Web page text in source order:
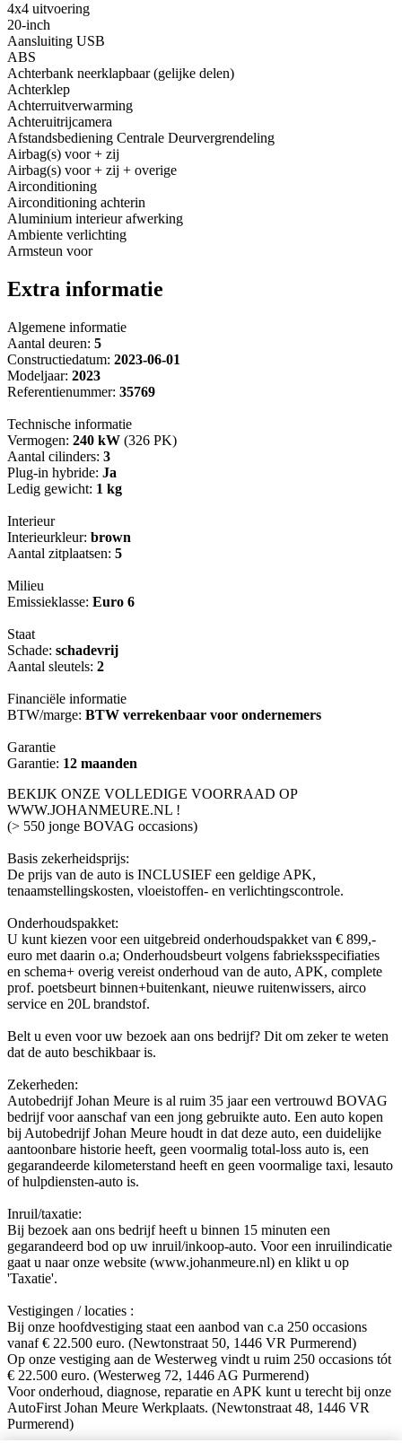
4x4 uitvoering
20-inch
Aansluiting USB
ABS
Achterbank neerklapbaar (gelijke delen)
Achterklep
Achterruitverwarming
Achteruitrijcamera
Afstandsbediening Centrale Deurvergrendeling
Airbag(s) voor + zij
Airbag(s) voor + zij + overige
Airconditioning
Airconditioning achterin
Aluminium interieur afwerking
Ambiente verlichting
Armsteun voor
Extra informatie
Algemene informatie
Aantal deuren: 5
Constructiedatum: 2023-06-01
Modeljaar: 2023
Referentienummer: 35769
Technische informatie
Vermogen: 240 kW (326 PK)
Aantal cilinders: 3
Plug-in hybride: Ja
Ledig gewicht: 1 kg
Interieur
Interieurkleur: brown
Aantal zitplaatsen: 5
Milieu
Emissieklasse: Euro 6
Staat
Schade: schadevrij
Aantal sleutels: 2
Financiële informatie
BTW/marge: BTW verrekenbaar voor ondernemers
Garantie
Garantie: 12 maanden
BEKIJK ONZE VOLLEDIGE VOORRAAD OP
WWW.JOHANMEURE.NL !
(> 550 jonge BOVAG occasions)
Basis zekerheidsprijs:
De prijs van de auto is INCLUSIEF een geldige APK,
tenaamstellingskosten, vloeistoffen- en verlichtingscontrole.
Onderhoudspakket:
U kunt kiezen voor een uitgebreid onderhoudspakket van € 899,-
euro met daarin o.a; Onderhoudsbeurt volgens fabrieksspecifiaties
en schema+ overig vereist onderhoud van de auto, APK, complete
prof. poetsbeurt binnen+buitenkant, nieuwe ruitenwissers, airco
service en 20L brandstof.
Belt u even voor uw bezoek aan ons bedrijf? Dit om zeker te weten
dat de auto beschikbaar is.
Zekerheden:
Autobedrijf Johan Meure is al ruim 35 jaar een vertrouwd BOVAG
bedrijf voor aanschaf van een jong gebruikte auto. Een auto kopen
bij Autobedrijf Johan Meure houdt in dat deze auto, een duidelijke
aantoonbare historie heeft, geen voormalig total-loss auto is, een
gegarandeerde kilometerstand heeft en geen voormalige taxi, lesauto
of hulpdiensten-auto is.
Inruil/taxatie:
Bij bezoek aan ons bedrijf heeft u binnen 15 minuten een
gegarandeerd bod op uw inruil/inkoop-auto. Voor een inruilindicatie
gaat u naar onze website (www.johanmeure.nl) en klikt u op
'Taxatie'.
Vestigingen / locaties :
Bij onze hoofdvestiging staat een aanbod van c.a 250 occasions
vanaf € 22.500 euro. (Newtonstraat 50, 1446 VR Purmerend)
Op onze vestiging aan de Westerweg vindt u ruim 250 occasions tót
€ 22.500 euro. (Westerweg 72, 1446 AG Purmerend)
Voor onderhoud, diagnose, reparatie en APK kunt u terecht bij onze
AutoFirst Johan Meure Werkplaats. (Newtonstraat 48, 1446 VR
Purmerend)